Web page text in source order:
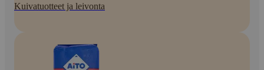
Kuivatuotteet ja leivonta